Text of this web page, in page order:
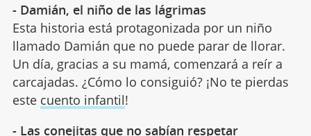
- Damián, el niño de las lágrimas
Esta historia está protagonizada por un niño
llamado Damián que no puede parar de llorar.
Un día, gracias a su mamá, comenzará a reír a
carcajadas. ¿Cómo lo consiguió? ¡No te pierdas
este cuento infantil!
- Las conejitas que no sabían respetar